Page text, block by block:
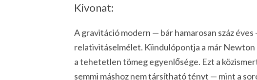
Kivonat:
A gravitáció modern — bár hamarosan száz
relativitáselmélet. Kiindulópontja a már Newton
atehetetlentömeg egyenlősége. Ezt a
semmi máshoz nem társítható tényt — mint a